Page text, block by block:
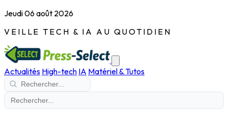
Jeudi 06 août 2026
VEILLE TECH & IA AU QUOTIDIEN
Actualités High-tech IA Matériel & Tutos